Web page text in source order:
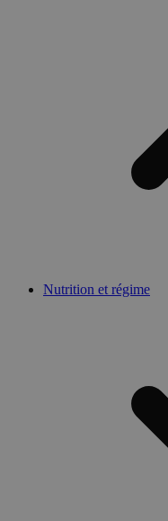
Nutrition et régime